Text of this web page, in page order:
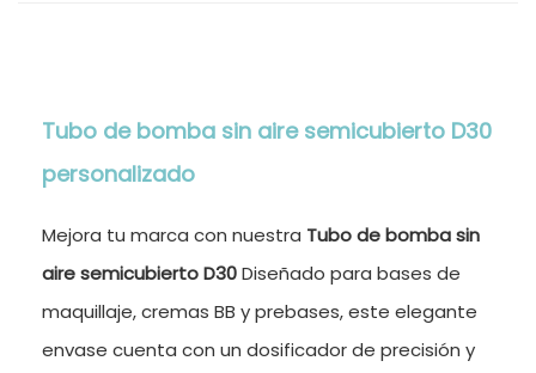
Tubo de bomba sin aire semicubierto D30
personalizado
Mejora tu marca con nuestra Tubo de bomba sin
aire semicubierto D30Diseñado para bases de
maquillaje, cremas BB y prebases, este elegante
envase cuenta con un dosificador de precisión y